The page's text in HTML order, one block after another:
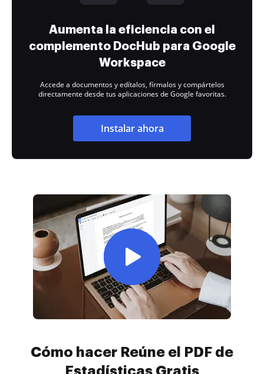
Aumenta la eficiencia con el
complemento DocHub para Google
Workspace
Accede a documentos y edítalos, fírmalos y compártelos
directamente desde tus aplicaciones de Google favoritas.
Instalar ahora
Cómo hacer Reúne el PDF de
Estadísticas Gratis